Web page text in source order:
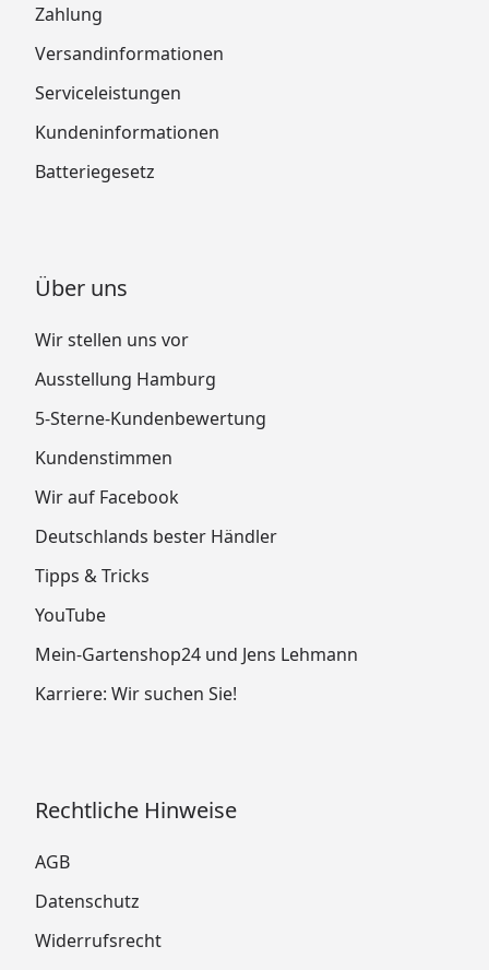
Zahlung
Versandinformationen
Serviceleistungen
Kundeninformationen
Batteriegesetz
Über uns
Wir stellen uns vor
Ausstellung Hamburg
5-Sterne-Kundenbewertung
Kundenstimmen
Wir auf Facebook
Deutschlands bester Händler
Tipps & Tricks
YouTube
Mein-Gartenshop24 und Jens Lehmann
Karriere: Wir suchen Sie!
Rechtliche Hinweise
AGB
Datenschutz
Widerrufsrecht